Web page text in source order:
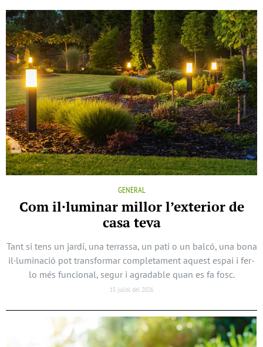
GENERAL
Com il·luminar millor l’exterior de
casa teva
Tant si tens un jardí, una terrassa, un pati o un balcó, una bona
il·luminació pot transformar completament aquest espai i fer-
lo més funcional, segur i agradable quan es fa fosc.
15 juliol del 2026